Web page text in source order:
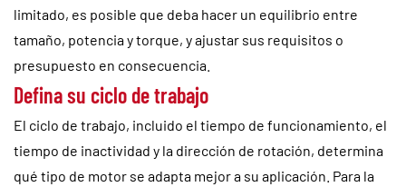
limitado, es posible que deba hacer un equilibrio entre
tamaño, potencia y torque, y ajustar sus requisitos o
presupuesto en consecuencia.
Defina su ciclo de trabajo
El ciclo de trabajo, incluido el tiempo de funcionamiento, el
tiempo de inactividad y la dirección de rotación, determina
qué tipo de motor se adapta mejor a su aplicación. Para la